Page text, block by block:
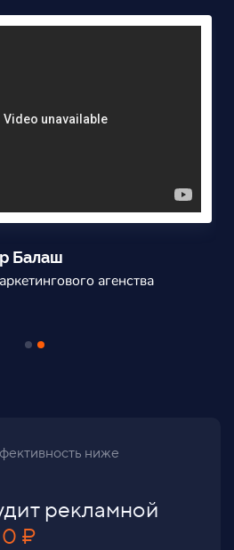
Балаш
агенства
ниже
рекламной
0 ₽